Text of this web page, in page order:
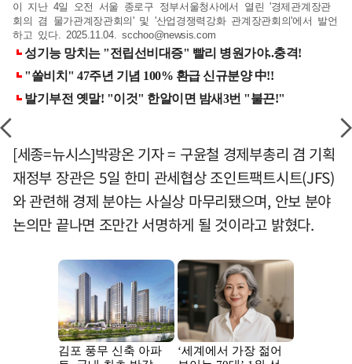
이 지난 4일 오전 서울 종로구 정부서울청사에서 열린 '경제관계장관
회의 겸 물가관계장관회의' 및 '산업경쟁력강화 관계장관회의'에서 발언
하고 있다. 2025.11.04.scchoo@newsis.com
[세종=뉴시스]박광온 기자 = 구윤철 경제부총리 겸 기획
재정부 장관은 5일 한미 관세협상 조인트팩트시트(JFS)
와 관련해 경제 분야는 사실상 마무리됐으며, 안보 분야
논의만 끝나면 조만간 서명하게 될 것이라고 밝혔다.